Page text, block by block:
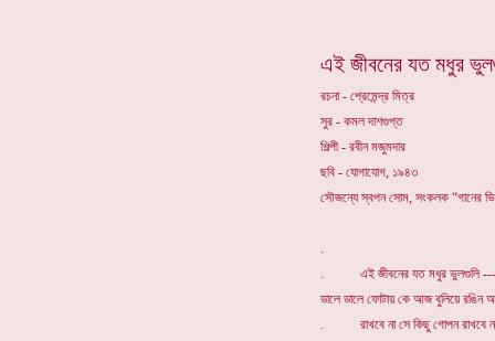
এই জীবনের যত মধুর
রচনা - প্রেমেন্দ্র মিত্র
সুর - কমল দাশগুপ্ত
শিল্পী - রবীন মজুমদার
ছবি - যোগাযোগ, ১৯৪৩
সৌজন্যে স্বপন সোম, সংকলক “গানের
.
. এই জীবনের যত মধুর ভুলগুলি ---
ডালে ডালে ফোটায় কে আজ বুলিয়ে রঙিন
. রাখবে না সে কিছু গোপন রাখবে